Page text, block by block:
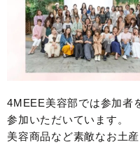
4MEEE美容部では参加者
参加いただいています。
美容商品など素敵なお土